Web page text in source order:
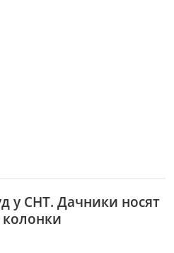
у СНТ. Дачники носят